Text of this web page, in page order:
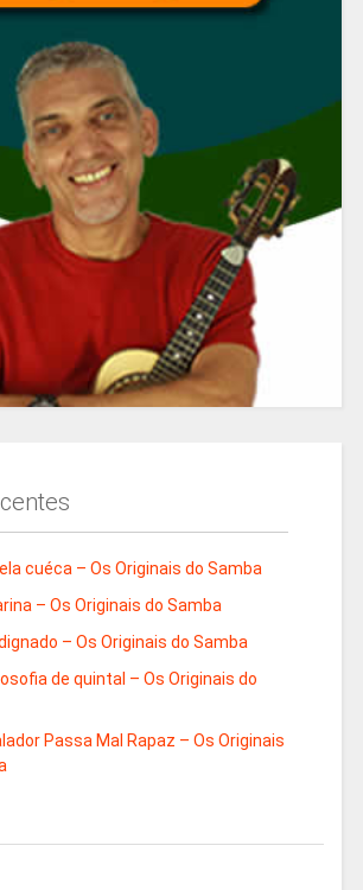
cuéca – Os Originais do Samba
– Os Originais do Samba
– Os Originais do Samba
de quintal – Os Originais do
Passa Mal Rapaz – Os Originais